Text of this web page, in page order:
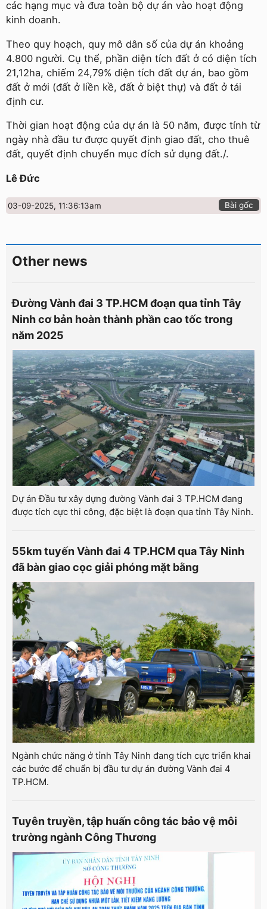
các hạng mục và đưa toàn bộ dự án vào hoạt động
kinh doanh.
Theo quy hoạch, quy mô dân số của dự án khoảng
4.800 người. Cụ thể, phần diện tích đất ở có diện tích
21,12ha, chiếm 24,79% diện tích đất dự án, bao gồm
đất ở mới (đất ở liền kề, đất ở biệt thự) và đất ở tái
định cư.
Thời gian hoạt động của dự án là 50 năm, được tính từ
ngày nhà đầu tư được quyết định giao đất, cho thuê
đất, quyết định chuyển mục đích sử dụng đất./.
Lê Đức
03-09-2025, 11:36:13am Bài gốc
Other news
Đường Vành đai 3 TP.HCM đoạn qua tỉnh Tây
Ninh cơ bản hoàn thành phần cao tốc trong
năm 2025
Dự án Đầu tư xây dựng đường Vành đai 3 TP.HCM đang
được tích cực thi công, đặc biệt là đoạn qua tỉnh Tây Ninh.
55km tuyến Vành đai 4 TP.HCM qua Tây Ninh
đã bàn giao cọc giải phóng mặt bằng
Ngành chức năng ở tỉnh Tây Ninh đang tích cực triển khai
các bước để chuẩn bị đầu tư dự án đường Vành đai 4
TP.HCM.
Tuyên truyền, tập huấn công tác bảo vệ môi
trường ngành Công Thương